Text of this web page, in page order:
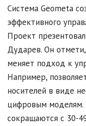
Система Geometa
эффективного
Проект
Дударев. Он
меняет подход к
Например,
носителей в виде
цифровым моделям.
сокращаются с 30-